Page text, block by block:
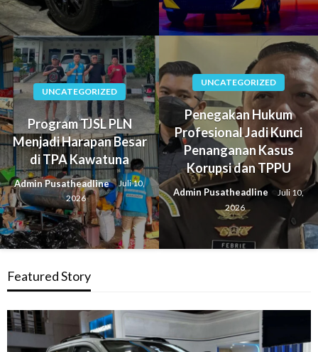
UNCATEGORIZED
Program TJSL PLN
Menjadi Harapan Besar
di TPA Kawatuna
Admin Pusatheadline
Juli 10,
2026
UNCATEGORIZED
Penegakan Hukum
Profesional Jadi Kunci
Penanganan Kasus
Korupsi dan TPPU
Admin Pusatheadline
Juli 10,
2026
Featured Story